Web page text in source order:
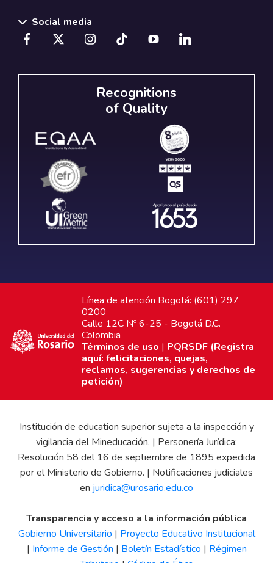
Social media
Recognitions
of Quality
Línea de atención Bogotá: (601) 297
0200
Calle 12C Nº 6-25 - Bogotá D.C.
Colombia
Términos de uso | PQRSDF (Registra
aquí: felicitaciones, quejas,
reclamos, sugerencias y derechos de
petición)
Institución de education superior sujeta a la inspección y
vigilancia del Mineducación. | Personería Jurídica:
Resolución 58 del 16 de septiembre de 1895 expedida
por el Ministerio de Gobierno. | Notificaciones judiciales
en juridica@urosario.edu.co
Transparencia y acceso a la información pública
Gobierno Universitario | Proyecto Educativo Institucional
| Informe de Gestión | Boletín Estadístico | Régimen